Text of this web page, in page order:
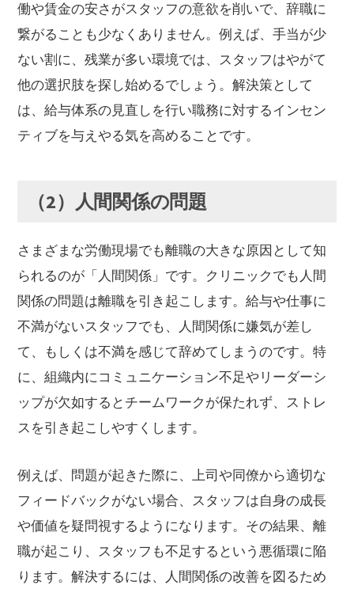
働や賃金の安さがスタッフの意欲を削いで、辞職に
繋がることも少なくありません。例えば、手当が少
ない割に、残業が多い環境では、スタッフはやがて
他の選択肢を探し始めるでしょう。解決策として
は、給与体系の見直しを行い職務に対するインセン
ティブを与えやる気を高めることです。
（2）人間関係の問題
さまざまな労働現場でも離職の大きな原因として知
られるのが「人間関係」です。クリニックでも人間
関係の問題は離職を引き起こします。給与や仕事に
不満がないスタッフでも、人間関係に嫌気が差し
て、もしくは不満を感じて辞めてしまうのです。特
に、組織内にコミュニケーション不足やリーダーシ
ップが欠如するとチームワークが保たれず、ストレ
スを引き起こしやすくします。
例えば、問題が起きた際に、上司や同僚から適切な
フィードバックがない場合、スタッフは自身の成長
や価値を疑問視するようになります。その結果、離
職が起こり、スタッフも不足するという悪循環に陥
ります。解決するには、人間関係の改善を図るため